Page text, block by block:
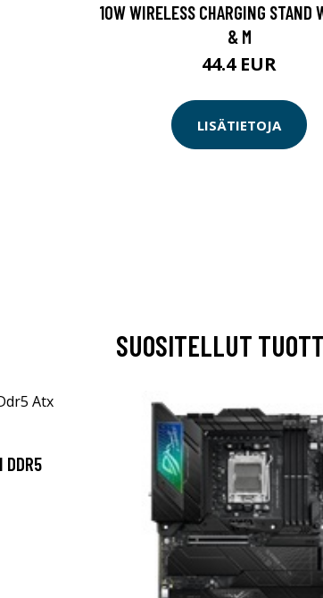
10W WIRELESS CHARGING STAND
& M
44.4 EUR
LISÄTIETOJA
SUOSITELLUT
DDR5